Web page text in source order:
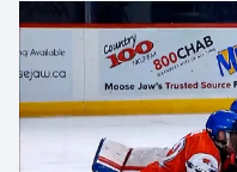
Gymnastika
Házená